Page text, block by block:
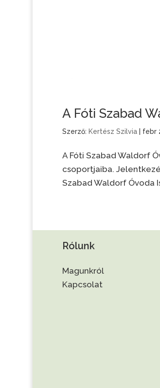
A Fóti Szabad
Szerző: Kertész Szilvia| febr
A Fóti Szabad Waldorf
csoportjaiba.
Szabad Waldorf Óvoda
Rólunk
Magunkról
Kapcsolat